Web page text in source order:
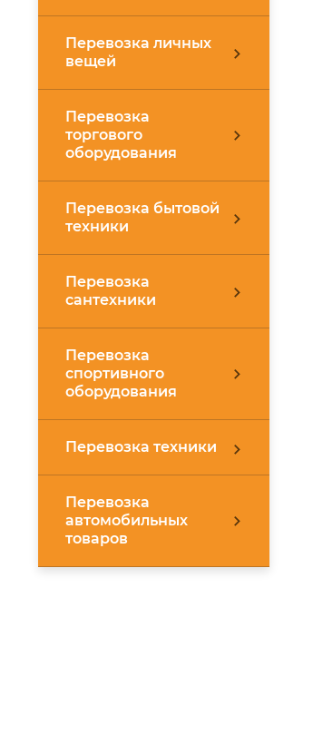
Перевозка личных
вещей
Перевозка
торгового
оборудования
Перевозка бытовой
техники
Перевозка
сантехники
Перевозка
спортивного
оборудования
Перевозка техники
Перевозка
автомобильных
товаров